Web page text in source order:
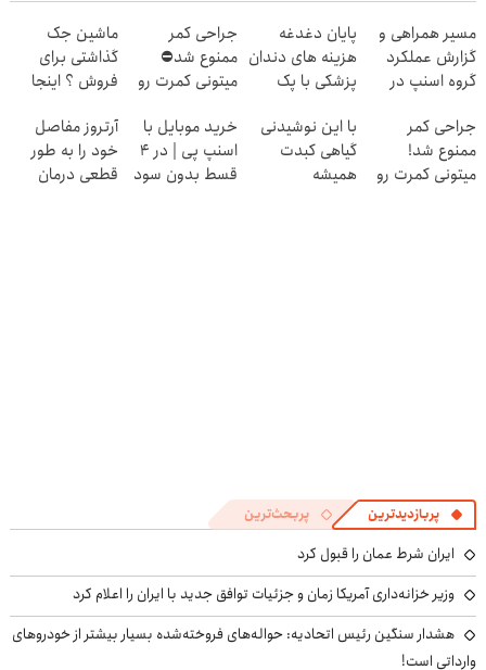
مسیر همراهی و
گزارش عملکرد
گروه اسنپ در
پایان دغدغه
هزینه های دندان
پزشکی با پک
خانگی
جراحی کمر
ممنوع شد⛔
میتونی کمرت رو
کنی! 👈🏻
پرسش‌نامه
ماشین جک
گذاشتی برای
فروش ؟ اینجا
بفروش
جراحی کمر
ممنوع شد!
میتونی کمرت رو
با این نوشیدنی
گیاهی کبدت
همیشه
خرید موبایل با
اسنپ پی | در ۴
قسط بدون سود
آرتروز مفاصل
خود را به طور
قطعی درمان
پربازدیدترین پربحث‌ترین
ایران شرط عمان را قبول کرد
وزیر خزانه‌داری آمریکا زمان و جزئیات توافق جدید با ایران را اعلام کرد
هشدار سنگین رئیس اتحادیه: حواله‌های فروخته‌شده بسیار بیشتر از خودروهای
وارداتی است!